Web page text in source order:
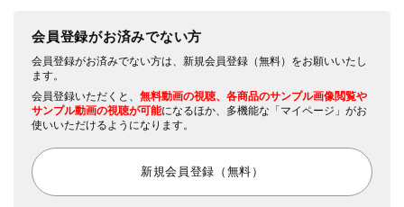
会員登録がお済みでない方
会員登録がお済みでない方は、新規会員登録（無料）をお願いいたし
ます。
会員登録いただくと、 無料動画の視聴、各商品のサンプル画像閲覧や
サンプル動画の視聴が可能になるほか、多機能な「マイページ」がお
使いいただけるようになります。